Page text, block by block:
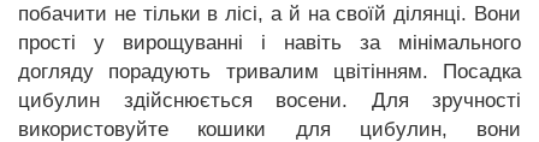
побачити не тільки в лісі, а й на своїй ділянці. Вони
прості у вирощуванні і навіть за мінімального
догляду порадують тривалим цвітінням. Посадка
цибулин здійснюється восени. Для зручності
використовуйте кошики для цибулин, вони